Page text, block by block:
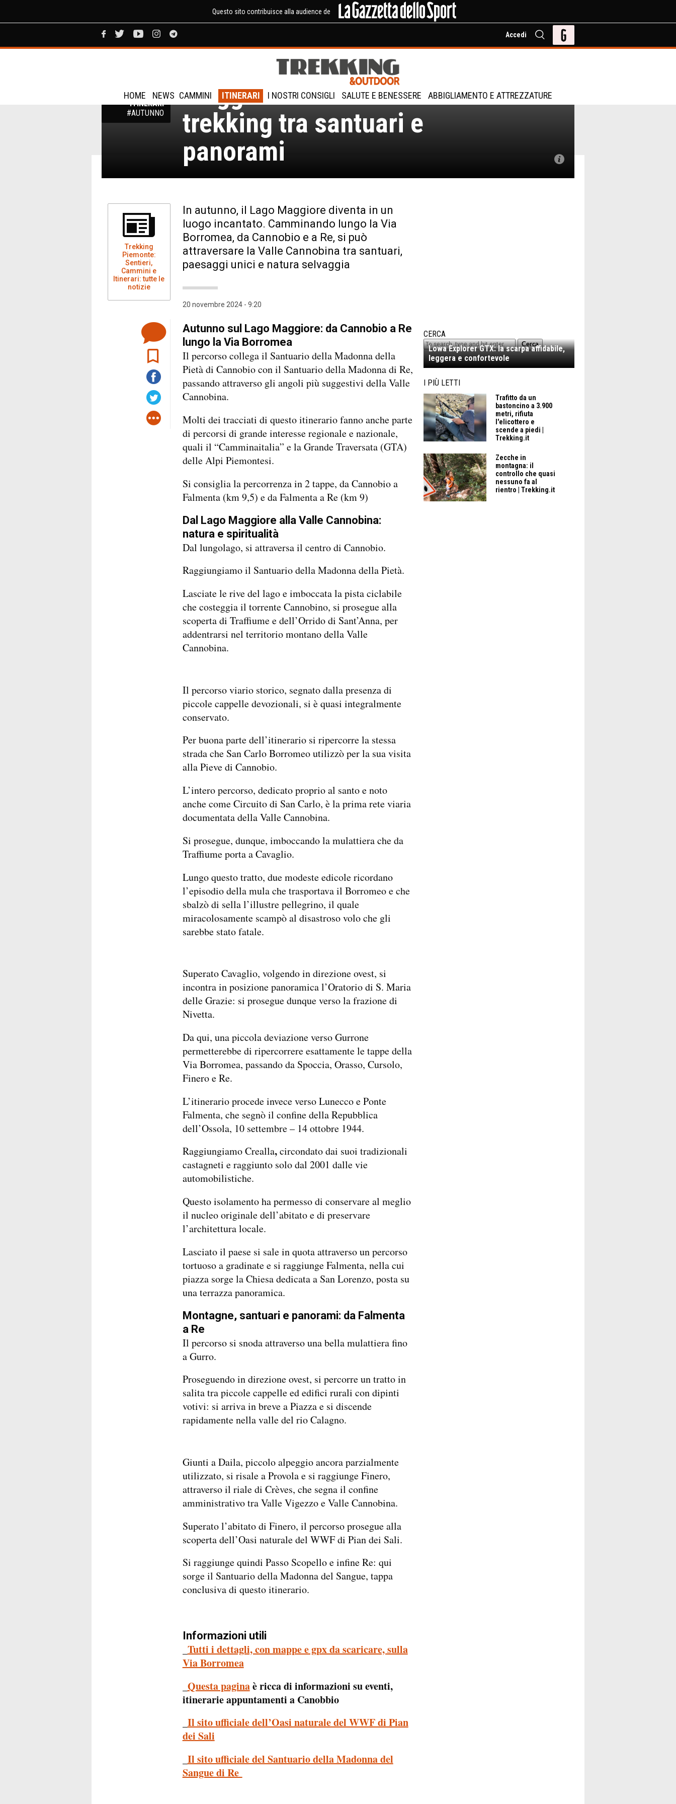
Questo sito contribuisce alla audience de
Accedi
HOME NEWS CAMMINI ITINERARI I NOSTRI CONSIGLI SALUTE E BENESSERE ABBIGLIAMENTO E ATTREZZATURE
CAMMINI E
ITINERARI
#AUTUNNO
Piemonte, Lago
Maggiore d’autunno:
trekking tra santuari e
panorami
Trekking
Piemonte:
Sentieri,
Cammini e
Itinerari: tutte le
notizie
In autunno, il Lago Maggiore diventa in un
luogo incantato. Camminando lungo la Via
Borromea, da Cannobio e a Re, si può
attraversare la Valle Cannobina tra santuari,
paesaggi unici e natura selvaggia
20 novembre 2024 - 9:20
Autunno sul Lago Maggiore: da Cannobio a Re
lungo la Via Borromea
Il percorso collega il Santuario della Madonna della
Pietà di Cannobio con il Santuario della Madonna di Re,
passando attraverso gli angoli più suggestivi della Valle
Cannobina.
Molti dei tracciati di questo itinerario fanno anche parte
di percorsi di grande interesse regionale e nazionale,
quali il “Camminaitalia” e la Grande Traversata (GTA)
delle Alpi Piemontesi.
Si consiglia la percorrenza in 2 tappe, da Cannobio a
Falmenta (km 9,5) e da Falmenta a Re (km 9)
Dal Lago Maggiore alla Valle Cannobina:
natura e spiritualità
Dal lungolago, si attraversa il centro di Cannobio.
Raggiungiamo il Santuario della Madonna della Pietà.
Lasciate le rive del lago e imboccata la pista ciclabile
che costeggia il torrente Cannobino, si prosegue alla
scoperta di Traffiume e dell’Orrido di Sant’Anna, per
addentrarsi nel territorio montano della Valle
Cannobina.
Il percorso viario storico, segnato dalla presenza di
piccole cappelle devozionali, si è quasi integralmente
conservato.
Per buona parte dell’itinerario si ripercorre la stessa
strada che San Carlo Borromeo utilizzò per la sua visita
alla Pieve di Cannobio.
L’intero percorso, dedicato proprio al santo e noto
anche come Circuito di San Carlo, è la prima rete viaria
documentata della Valle Cannobina.
Si prosegue, dunque, imboccando la mulattiera che da
Traffiume porta a Cavaglio.
Lungo questo tratto, due modeste edicole ricordano
l’episodio della mula che trasportava il Borromeo e che
sbalzò di sella l’illustre pellegrino, il quale
miracolosamente scampò al disastroso volo che gli
sarebbe stato fatale.
Superato Cavaglio, volgendo in direzione ovest, si
incontra in posizione panoramica l’Oratorio di S. Maria
delle Grazie: si prosegue dunque verso la frazione di
Nivetta.
Da qui, una piccola deviazione verso Gurrone
permetterebbe di ripercorrere esattamente le tappe della
Via Borromea, passando da Spoccia, Orasso, Cursolo,
Finero e Re.
L’itinerario procede invece verso Lunecco e Ponte
Falmenta, che segnò il confine della Repubblica
dell’Ossola, 10 settembre – 14 ottobre 1944.
Raggiungiamo Crealla,circondato dai suoi tradizionali
castagneti e raggiunto solo dal 2001 dalle vie
automobilistiche.
Questo isolamento ha permesso di conservare al meglio
il nucleo originale dell’abitato e di preservare
l’architettura locale.
Lasciato il paese si sale in quota attraverso un percorso
tortuoso a gradinate e si raggiunge Falmenta, nella cui
piazza sorge la Chiesa dedicata a San Lorenzo, posta su
una terrazza panoramica.
Montagne, santuari e panorami: da Falmenta
a Re
Il percorso si snoda attraverso una bella mulattiera fino
a Gurro.
Proseguendo in direzione ovest, si percorre un tratto in
salita tra piccole cappelle ed edifici rurali con dipinti
votivi: si arriva in breve a Piazza e si discende
rapidamente nella valle del rio Calagno.
Giunti a Daila, piccolo alpeggio ancora parzialmente
utilizzato, si risale a Provola e si raggiunge Finero,
attraverso il riale di Crèves, che segna il confine
amministrativo tra Valle Vigezzo e Valle Cannobina.
Superato l’abitato di Finero, il percorso prosegue alla
scoperta dell’Oasi naturale del WWF di Pian dei Sali.
Si raggiunge quindi Passo Scopello e infine Re: qui
sorge il Santuario della Madonna del Sangue, tappa
conclusiva di questo itinerario.
Informazioni utili
Tutti i dettagli, con mappe e gpx da scaricare, sulla
Via Borromea
Questa paginaè ricca di informazioni su eventi,
itinerarie appuntamenti a Canobbio
Il sito ufficiale dell’Oasi naturale del WWF di Pian
dei Sali
Il sito ufficiale del Santuario della Madonna del
Sangue di Re
CERCA
Cerca
Lowa Explorer GTX: la scarpa affidabile,
leggera e confortevole
I PIÙ LETTI
Trafitto da un
bastoncino a 3.900
metri, rifiuta
l'elicottero e
scende a piedi |
Trekking.it
Zecche in
montagna: il
controllo che quasi
nessuno fa al
rientro | Trekking.it